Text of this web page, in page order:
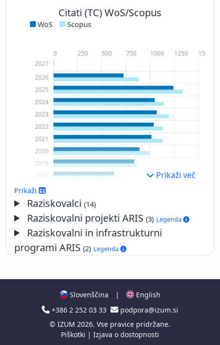
Citati (TC) WoS/Scopus
WoS Scopus
2007
2012
2013
2014
2016
2017
2019
2020
2021
2022
2023
2024
2025
2026
2027
0 250 500 750 1000 1250 1500
Prikaži več
Prikaži
Raziskovalci(14)
Raziskovalni projekti ARIS(3) Legenda
Raziskovalni in infrastrukturni
programi ARIS (2) Legenda
Slovenščina |
English
+386 2 252 03 33
podpora@izum.si
© IZUM 2026. Vse pravice pridržane.
Piškotki | Izjava o dostopnosti